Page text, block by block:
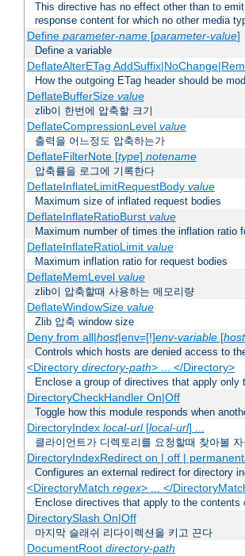
This directive has no effect other than to
response content for which no other media
Define parameter-name[parameter-value]
Define a variable
DeflateAlterETag
How the outgoing ETag header should be
DeflateBufferSize value
zlib이 한번에 압축할 크기
DeflateCompressionLevel value
출력을 어느정도 압축하는가
DeflateFilterNote [type] notename
압축률을 로그에 기록한다
DeflateInflateLimitRequestBody value
Maximum size of inflated request bodies
DeflateInflateRatioBurst value
Maximum number of times the inflation ratio
DeflateInflateRatioLimit value
Maximum inflation ratio for request bodies
DeflateMemLevel value
zlib이 압축할때 사용하는 메모리량
DeflateWindowSize value
Zlib 압축 window size
Deny from all|host|env=[!]env-variable[host
Controls which hosts are denied access to
<Directory directory-path> ... </Directory>
Enclose a group of directives that apply
DirectoryCheckHandler On|Off
Toggle how this module responds when
DirectoryIndex local-url[local-url] ...
클라이언트가 디렉토리를 요청할때 찾아볼
DirectoryIndexRedirect on | off |
Configures an external redirect for directory
<DirectoryMatch regex> ... </
Enclose directives that apply to the
DirectorySlash On|Off
마지막 슬래쉬 리다이렉션을 키고 끈다
DocumentRoot directory-path